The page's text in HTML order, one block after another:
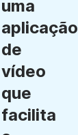
uma
aplicação
de
vídeo
que
facilita